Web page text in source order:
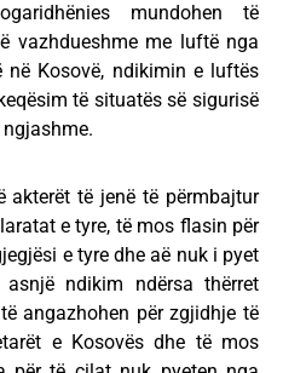
mundohen të
vazhdueshme me luftë nga
në Kosovë, ndikimin e luftës
të situatës së sigurisë
ngjashme.
akterët të jenë të përmbajtur
e tyre, të mos flasin për
e tyre dhe aë nuk i pyet
ndikim ndërsa thërret
angazhohen për zgjidhje të
e Kosovës dhe të mos